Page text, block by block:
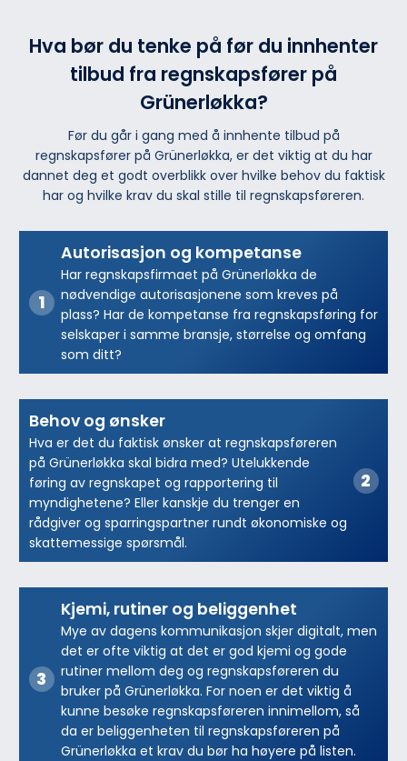
Hva bør du tenke på før du innhenter
tilbud fra regnskapsfører på
Grünerløkka?
Før du går i gang med å innhente tilbud på
regnskapsfører på Grünerløkka, er det viktig at du har
dannet deg et godt overblikk over hvilke behov du faktisk
har og hvilke krav du skal stille til regnskapsføreren.
Autorisasjon og kompetanse
Har regnskapsfirmaet på Grünerløkka de
nødvendige autorisasjonene som kreves på
plass? Har de kompetanse fra regnskapsføring for
selskaper i samme bransje, størrelse og omfang
som ditt?
Behov og ønsker
Hva er det du faktisk ønsker at regnskapsføreren
på Grünerløkka skal bidra med? Utelukkende
føring av regnskapet og rapportering til
myndighetene? Eller kanskje du trenger en
rådgiver og sparringspartner rundt økonomiske og
skattemessige spørsmål.
Kjemi, rutiner og beliggenhet
Mye av dagens kommunikasjon skjer digitalt, men
det er ofte viktig at det er god kjemi og gode
rutiner mellom deg og regnskapsføreren du
bruker på Grünerløkka. For noen er det viktig å
kunne besøke regnskapsføreren innimellom, så
da er beliggenheten til regnskapsføreren på
Grünerløkka et krav du bør ha høyere på listen.